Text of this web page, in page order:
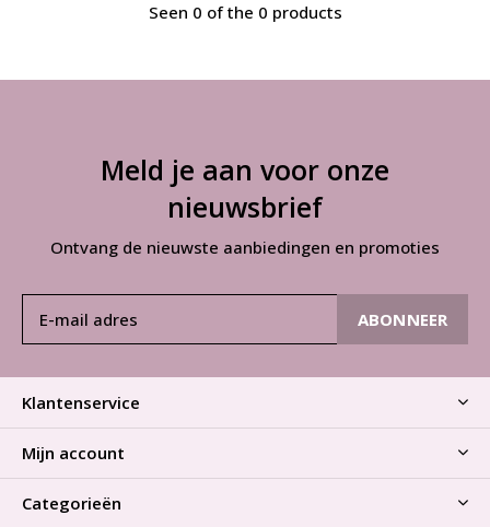
Seen 0 of the 0 products
Meld je aan voor onze
nieuwsbrief
Ontvang de nieuwste aanbiedingen en promoties
ABONNEER
Klantenservice
Mijn account
Categorieën